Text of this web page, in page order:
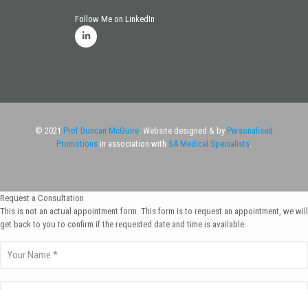
Follow Me on LinkedIn
© 2021 Prof Duncan McGuire . Website designed & by Personalised
Promotions in association with SA Medical Specialists
Request a Consultation
This is not an actual appointment form. This form is to request an appointment, we will
get back to you to confirm if the requested date and time is available.